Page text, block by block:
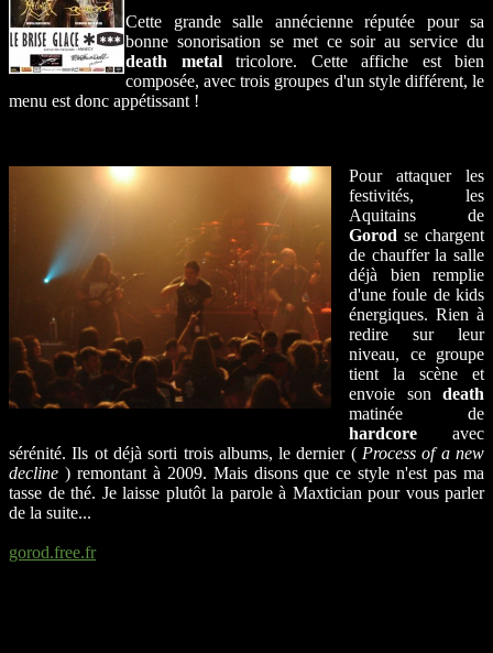
Cette grande salle annécienne réputée pour sa
bonne sonorisation se met ce soir au service du
death metaltricolore. Cette affiche est bien
composée, avec trois groupes d'un style différent, le
menu est donc appétissant !
Pour attaquer les
festivités, les
Aquitains de
Gorod se chargent
de chauffer la salle
déjà bien remplie
d'une foule de kids
énergiques. Rien à
redire sur leur
niveau, ce groupe
tient la scène et
envoie son death
matinée de
hardcore avec
sérénité. Ils ot déjà sorti trois albums, le dernier ( Process of a new
decline ) remontant à 2009. Mais disons que ce style n'est pas ma
tasse de thé. Je laisse plutôt la parole à Maxtician pour vous parler
de la suite...
gorod.free.fr